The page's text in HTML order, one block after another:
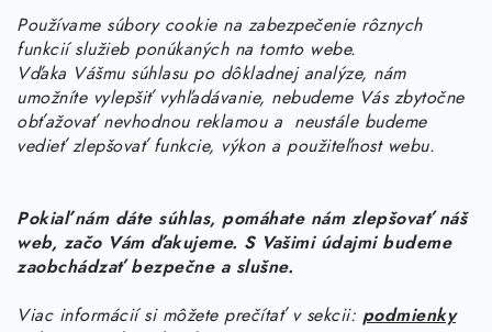
Používame súbory cookie na zabezpečenie rôznych
funkcií služieb ponúkaných na tomto webe.
Vďaka Vášmu súhlasu po dôkladnej analýze, nám
umožníte vylepšiť vyhľadávanie, nebudeme Vás zbytočne
obťažovať nevhodnou reklamou a neustále budeme
vedieť zlepšovať funkcie, výkon a použiteľnost webu.
Pokiaľ nám dáte súhlas, pomáhate nám zlepšovať náš
web, začo Vám ďakujeme. S Vašimi údajmi budeme
zaobchádzať bezpečne a slušne.
Viac informácií si môžete prečítať v sekcii: podmienky
objednavky@kurin.sk
0950456469
Informácie pre vás